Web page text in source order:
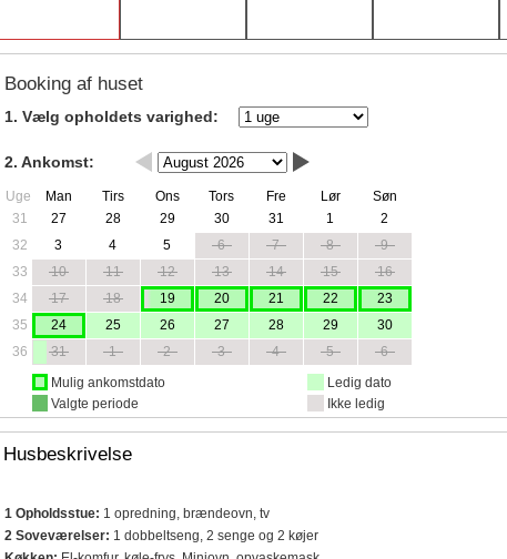
Booking af huset
1. Vælg opholdets varighed:
2. Ankomst:
Uge Man Tirs Ons Tors Fre Lør
Søn
31
27 28 29 30 31 1
2
32
3 4 5 6 7 8
9
33
10 11 12 13 14 15
16
34
17 18 19 20 21 22
23
35
24 25 26 27 28 29
30
36
31 1 2 3 4 5
6
Mulig ankomstdato
Valgte periode
Ledig dato
Ikke ledig
Husbeskrivelse
1 Opholdsstue: 1 opredning, brændeovn, tv
2 Soveværelser: 1 dobbeltseng, 2 senge og 2 køjer